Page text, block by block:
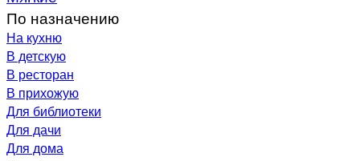
По назначению
На кухню
В детскую
В ресторан
В прихожую
Для библиотеки
Для дачи
Для дома